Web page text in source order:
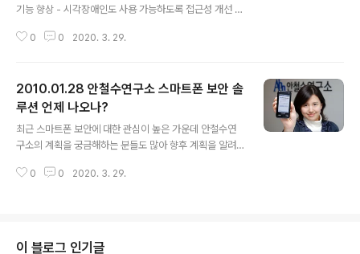
기능 향상 - 시각장애인도 사용 가능하도록 접근성 개선 무
로 대응하기 위한 신기술인 ‘스마트 디펜스(AhnLab Sma
우드 컴퓨팅 개념이 적용된 혁신적인 기술로서 수많은 악
성코드의 데이터를 모두 PC에 다운로드해 처리하던 방식
에서 획기적으로 진일보한 기술입니다. 수천만 개의 유형
별 파일 DNA(파일의 시그니처) 데이터베이스를 중앙 서버
에서 관리하며, PC 내 파일이 악성코드인지를 실시간으로
확인해줍니다. 이 기술은 개인용 보안 서비스인 ‘V3 365
0 0 2020. 3. 29.
2010.01.28 안철수연구소 스마트폰 보안 솔
루션 언제 나오나?
최근 스마트폰 보안에 대한 관심이 높은 가운데 안철수연
구소의 계획을 궁금해하는 분들도 많아 향후 계획을 알려
하는 것보다 생태계(Eco-system) 전반의 보안 수준을
수연구소는 백신을 포함하여 다양한 보안 솔루션 및 생태
0 0 2020. 3. 29.
이 블로그 인기글